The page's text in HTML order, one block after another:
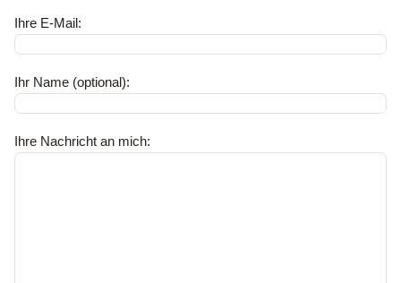
Ihre E-Mail:
Ihr Name (optional):
Ihre Nachricht an mich: